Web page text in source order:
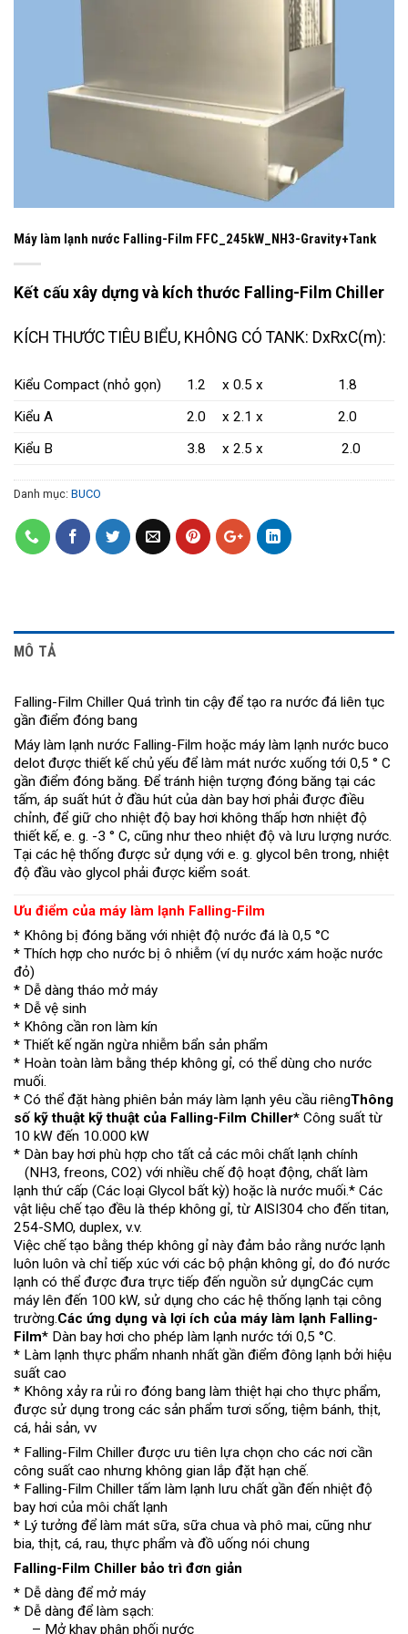
Máy làm lạnh nước Falling-Film FFC_245kW_NH3-Gravity+Tank
Kết cấu xây dựng và kích thước Falling-Film Chiller
KÍCH THƯỚC TIÊU BIỂU, KHÔNG CÓ TANK: DxRxC(m):
Kiểu Compact (nhỏ gọn) 1.2 x 0.5 x
1.8
Kiểu A
2.0 x 2.1 x
2.0
Kiểu B
3.8 x 2.5 x 2.0
Danh mục: BUCO
MÔ TẢ
Falling-Film Chiller Quá trình tin cậy để tạo ra nước đá liên tục
gần điểm đóng bang
Máy làm lạnh nước Falling-Film hoặc máy làm lạnh nước buco
delot được thiết kế chủ yếu để làm mát nước xuống tới 0,5 ° C
gần điểm đóng băng. Để tránh hiện tượng đóng băng tại các
tấm, áp suất hút ở đầu hút của dàn bay hơi phải được điều
chỉnh, để giữ cho nhiệt độ bay hơi không thấp hơn nhiệt độ
thiết kế, e. g. -3 ° C, cũng như theo nhiệt độ và lưu lượng nước.
Tại các hệ thống được sử dụng với e. g. glycol bên trong, nhiệt
độ đầu vào glycol phải được kiểm soát.
Ưu điểm của máy làm lạnh Falling-Film
* Không bị đóng băng với nhiệt độ nước đá là 0,5 °C
* Thích hợp cho nước bị ô nhiễm (ví dụ nước xám hoặc nước
đỏ)
* Dễ dàng tháo mở máy
* Dễ vệ sinh
* Không cần ron làm kín
* Thiết kế ngăn ngừa nhiễm bẩn sản phẩm
* Hoàn toàn làm bằng thép không gỉ, có thể dùng cho nước
muối.
* Có thể đặt hàng phiên bản máy làm lạnh yêu cầu riêngThông
số kỹ thuật kỹ thuật của Falling-Film Chiller* Công suất từ ​​
10 kW đến 10.000 kW
* Dàn bay hơi phù hợp cho tất cả các môi chất lạnh chính
(NH3, freons, CO2) với nhiều chế độ hoạt động, chất làm
lạnh thứ cấp (Các loại Glycol bất kỳ) hoặc là nước muối.* Các
vật liệu chế tạo đều là thép không gỉ, từ AISI304 cho đến titan,
254-SMO, duplex, v.v.
Việc chế tạo bằng thép không gỉ này đảm bảo rằng nước lạnh
luôn luôn và chỉ tiếp xúc với các bộ phận không gỉ, do đó nước
lạnh có thể được đưa trực tiếp đến nguồn sử dụngCác cụm
máy lên đến 100 kW, sử dụng cho các hệ thống lạnh tại công
trường. Các ứng dụng và lợi ích của máy làm lạnh Falling-
Film* Dàn bay hơi cho phép làm lạnh nước tới 0,5 °C.
* Làm lạnh thực phẩm nhanh nhất gần điểm đông lạnh bởi hiệu
suất cao
* Không xảy ra rủi ro đóng bang làm thiệt hại cho thực phẩm,
được sử dụng trong các sản phẩm tươi sống, tiệm bánh, thịt,
cá, hải sản, vv
* Falling-Film Chiller được ưu tiên lựa chọn cho các nơi cần
công suất cao nhưng không gian lắp đặt hạn chế.
* Falling-Film Chiller tấm làm lạnh lưu chất gần đến nhiệt độ
bay hơi của môi chất lạnh
* Lý tưởng để làm mát sữa, sữa chua và phô mai, cũng như
bia, thịt, cá, rau, thực phẩm và đồ uống nói chung
Falling-Film Chiller bảo trì đơn giản
* Dễ dàng để mở máy
* Dễ dàng để làm sạch:
– Mở khay phân phối nước